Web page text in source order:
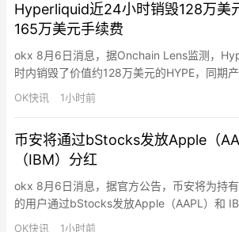
Hyperliquid近24小时销毁128万美
165万美元手续费
okx 8月6日消息，据Onchain Lens监测，
时内销毁了价值约128万美元的HYPE，同期
费。历史累计销毁4753万枚HYPE（约26.8亿
量10亿枚的4.75%。
OK快讯 1小时前
币安将通过bStocks发放Apple（
（IBM）分红
okx 8月6日消息，据官方公告，币安将为持
的用户通过bStocks发放Apple（AAPL）和
扣除适用的预扣税、手续费、成本及其他费用
OK快讯 1小时前